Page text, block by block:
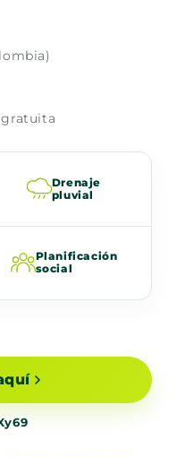
Drenaje
pluvial
Planificación
social